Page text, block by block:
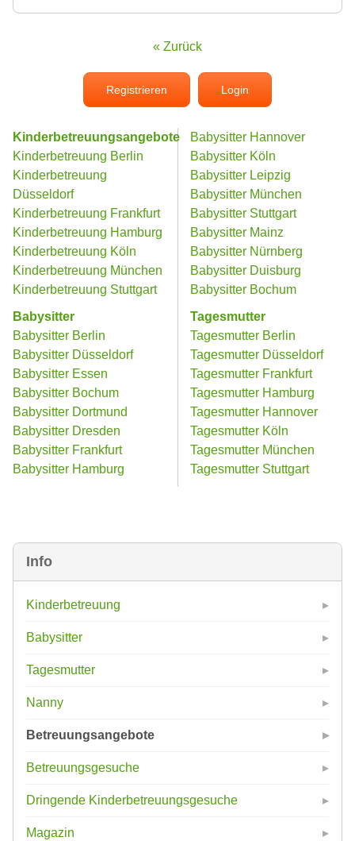
Info
Kinderbetreuung
Babysitter
Tagesmutter
Nanny
Betreuungsangebote
Betreuungsgesuche
Dringende Kinderbetreuungsgesuche
Magazin
« Zurück
Registrieren Login
Kinderbetreuungsangebote
Kinderbetreuung Berlin
Kinderbetreuung
Düsseldorf
Kinderbetreuung Frankfurt
Kinderbetreuung Hamburg
Kinderbetreuung Köln
Kinderbetreuung München
Kinderbetreuung Stuttgart
Babysitter
Babysitter Berlin
Babysitter Düsseldorf
Babysitter Essen
Babysitter Bochum
Babysitter Dortmund
Babysitter Dresden
Babysitter Frankfurt
Babysitter Hamburg
Babysitter Hannover
Babysitter Köln
Babysitter Leipzig
Babysitter München
Babysitter Stuttgart
Babysitter Mainz
Babysitter Nürnberg
Babysitter Duisburg
Babysitter Bochum
Tagesmutter
Tagesmutter Berlin
Tagesmutter Düsseldorf
Tagesmutter Frankfurt
Tagesmutter Hamburg
Tagesmutter Hannover
Tagesmutter Köln
Tagesmutter München
Tagesmutter Stuttgart